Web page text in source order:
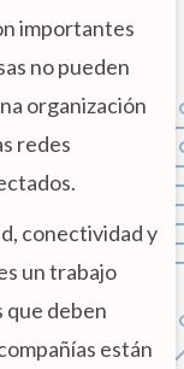
importantes
no pueden
organización
redes
conectividad y
un trabajo
que deben
están